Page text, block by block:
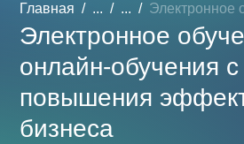
Главная ... ... Электронное
Электронное
онлайн-обучения
повышения
бизнеса